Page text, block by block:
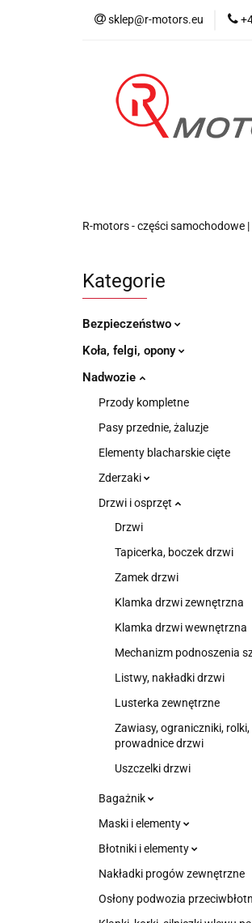
sklep@r-motors.eu
R-motors - części samochodowe |
Kategorie
Bezpieczeństwo
Koła, felgi, opony
Nadwozie
Przody kompletne
Pasy przednie, żaluzje
Elementy blacharskie cięte
Zderzaki
Drzwi i osprzęt
Drzwi
Tapicerka, boczek drzwi
Zamek drzwi
Klamka drzwi zewnętrzna
Klamka drzwi wewnętrzna
Mechanizm podnoszenia
Listwy, nakładki drzwi
Lusterka zewnętrzne
Zawiasy, ograniczniki, rolki,
prowadnice drzwi
Uszczelki drzwi
Bagażnik
Maski i elementy
Błotniki i elementy
Nakładki progów zewnętrzne
Osłony podwozia